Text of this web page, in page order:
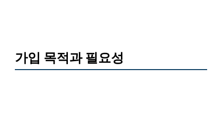
가입 목적과 필요성